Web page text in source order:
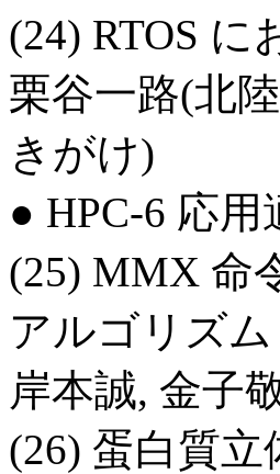
(24) RTOS
栗谷一路(北
きがけ)
● HPC-6 応用
(25) MMX 命
アルゴリズム
岸本誠, 金子
(26) 蛋白質